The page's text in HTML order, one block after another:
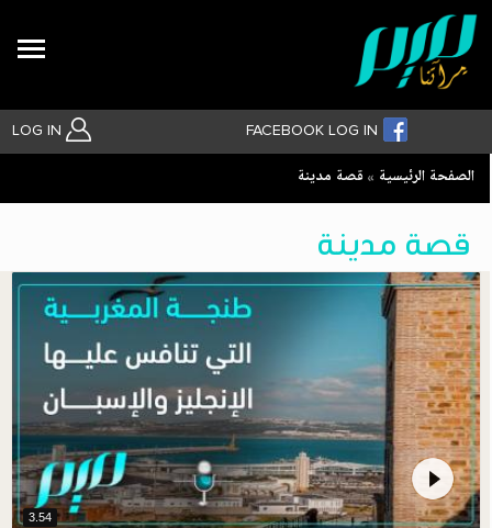
LOG IN FACEBOOK LOG IN
Breadcrumb
الصفحة الرئيسية قصة مدينة
قصة مدينة
3.54